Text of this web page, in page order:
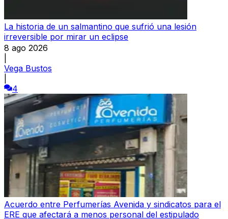
La historia de un salmantino que sufrió una lesión
irreversible por mirar un eclipse
8 ago 2026
Vega Bustos
4
Acuerdo entre Perfumerías Avenida y sindicatos para el
ERE que afectará a menos personal del estipulado